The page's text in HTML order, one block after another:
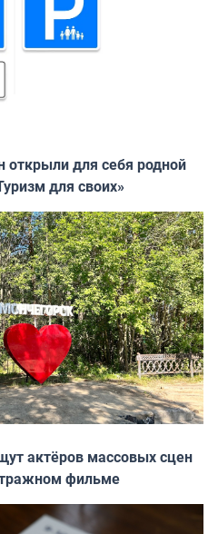
открыли для себя родной
для своих»
актёров массовых сцен
фильме